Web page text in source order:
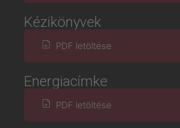
Kézikönyvek
PDF letöltése
Energiacímke
PDF letöltése